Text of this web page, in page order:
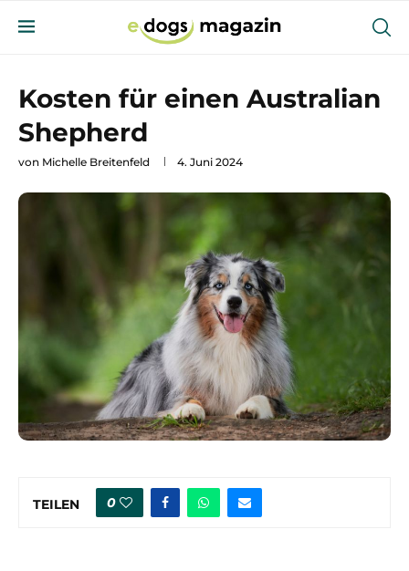
Kosten für einen Australian
Shepherd
von Michelle Breitenfeld 4. Juni 2024
TEILEN 0